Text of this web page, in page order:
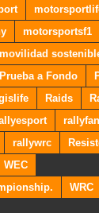
motorsportsf1
movilidad
Prueba a Fondo
Raids
rallywrc
WEC
WRC